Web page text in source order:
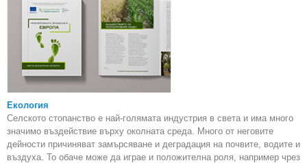
Екология
Селското стопанство е най-голямата индустрия в света и има много
значимо въздействие върху околната среда. Много от неговите
дейности причиняват замърсяване и деградация на почвите, водите и
въздуха. То обаче може да играе и положителна роля, например чрез